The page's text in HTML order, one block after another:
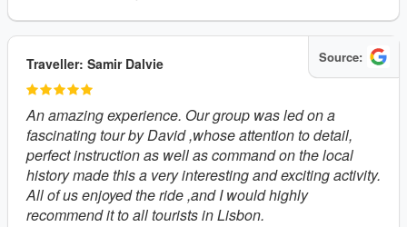
Traveller: Samir Dalvie Source:
An amazing experience. Our group was led on a
fascinating tour by David ,whose attention to detail,
perfect instruction as well as command on the local
history made this a very interesting and exciting activity.
All of us enjoyed the ride ,and I would highly
recommend it to all tourists in Lisbon.